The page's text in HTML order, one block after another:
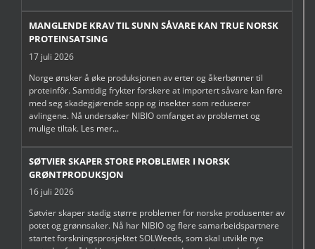
MANGLENDE KRAV TIL SUNN SÅVARE KAN TRUE NORSK
PROTEINSATSING
17 juli 2026
Norge ønsker å øke produksjonen av erter og åkerbønner til
proteinfôr. Samtidig frykter forskere at importert såvare kan føre
med seg skadegjørende sopp og insekter som reduserer
avlingene. Nå undersøker NIBIO omfanget av problemet og
mulige tiltak. Les mer...
SØTVIER SKAPER STORE PROBLEMER I NORSK
GRØNTPRODUKSJON
16 juli 2026
Søtvier skaper stadig større problemer for norske produsenter av
potet og grønnsaker. Nå har NIBIO og flere samarbeidspartnere
startet forskningsprosjektet SOLWeeds, som skal utvikle nye